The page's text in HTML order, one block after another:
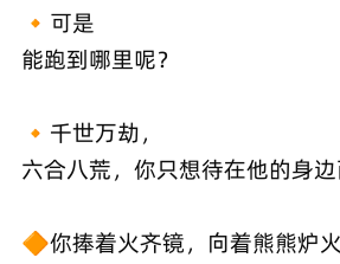
🔸可是
能跑到哪里呢？
🔸千世万劫，
六合八荒，你只想待在他的身边
🔶你捧着火齐镜，向着熊熊炉火